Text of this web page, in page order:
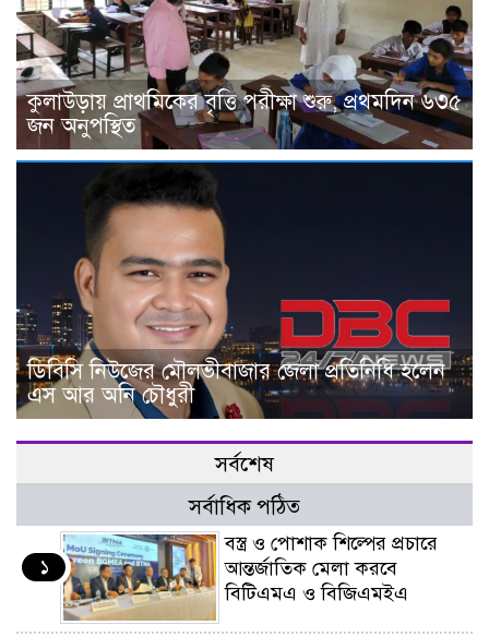
কুলাউড়ায় প্রাথমিকের বৃত্তি পরীক্ষা শুরু, প্রথমদিন ৬৩৫
জন অনুপস্থিত
ডিবিসি নিউজের মৌলভীবাজার জেলা প্রতিনিধি হলেন
এস আর অনি চৌধুরী
সর্বশেষ
সর্বাধিক পঠিত
১
বস্ত্র ও পোশাক শিল্পের প্রচারে
আন্তর্জাতিক মেলা করবে
বিটিএমএ ও বিজিএমইএ